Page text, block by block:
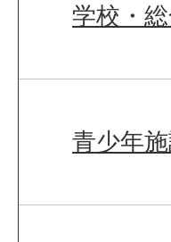
学校・
青少年